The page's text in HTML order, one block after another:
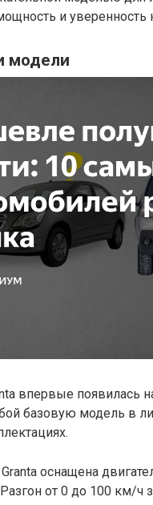
и уверенность
модели
впервые появилась
базовую модель в
Granta оснащена
от 0 до 100 км/ч